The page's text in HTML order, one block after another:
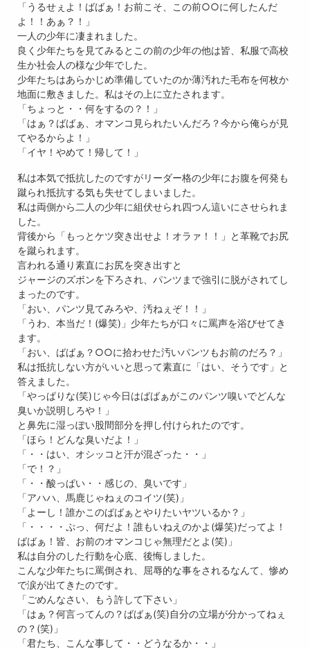
「うるせぇよ！ばばぁ！お前こそ、この前○○に何したんだ
よ！！あぁ？！」
一人の少年に凄まれました。
良く少年たちを見てみるとこの前の少年の他は皆、私服で高校
生か社会人の様な少年でした。
少年たちはあらかじめ準備していたのか薄汚れた毛布を何枚か
地面に敷きました。私はその上に立たされます。
「ちょっと・・何をするの？！」
「はぁ？ばばぁ、オマンコ見られたいんだろ？今から俺らが見
てやるからよ！」
「イヤ！やめて！帰して！」
私は本気で抵抗したのですがリーダー格の少年にお腹を何発も
蹴られ抵抗する気も失せてしまいました。
私は両側から二人の少年に組伏せられ四つん這いにさせられま
した。
背後から「もっとケツ突き出せよ！オラァ！！」と革靴でお尻
を蹴られます。
言われる通り素直にお尻を突き出すと
ジャージのズボンを下ろされ、パンツまで強引に脱がされてし
まったのです。
「おい、パンツ見てみろや、汚ねぇぞ！！」
「うわ、本当だ！(爆笑)」少年たちが口々に罵声を浴びせてき
ます。
「おい、ばばぁ？○○に拾わせた汚いパンツもお前のだろ？」
私は抵抗しない方がいいと思って素直に「はい、そうです」と
答えました。
「やっぱりな(笑)じゃ今日はばばぁがこのパンツ嗅いでどんな
臭いか説明しろや！」
と鼻先に湿っぽい股間部分を押し付けられたのです。
「ほら！どんな臭いだよ！」
「・・はい、オシッコと汗が混ざった・・」
「で！？」
「・・酸っぱい・・感じの、臭いです」
「アハハ、馬鹿じゃねぇのコイツ(笑)」
「よーし！誰かこのばばぁとやりたいヤツいるか？」
「・・・・ぷっ、何だよ！誰もいねえのかよ(爆笑)だってよ！
ばばぁ！皆、お前のオマンコじゃ無理だとよ(笑)」
私は自分のした行動を心底、後悔しました。
こんな少年たちに罵倒され、屈辱的な事をされるなんて、惨め
で涙が出てきたのです。
「ごめんなさい、もう許して下さい」
「はぁ？何言ってんの？ばばぁ(笑)自分の立場が分かってねぇ
の？(笑)」
「君たち、こんな事して・・どうなるか・・」